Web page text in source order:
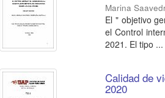
Marina
El " objetivo
el Control
2021. El tipo ...
Calidad de
2020